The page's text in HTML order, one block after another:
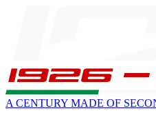
A CENTURY MADE OF